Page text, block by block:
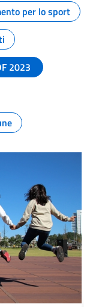
per lo sport
2023